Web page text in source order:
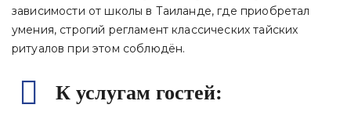
зависимости от школы в Таиланде, где приобретал
умения, строгий регламент классических тайских
ритуалов при этом соблюдён.
К услугам гостей: